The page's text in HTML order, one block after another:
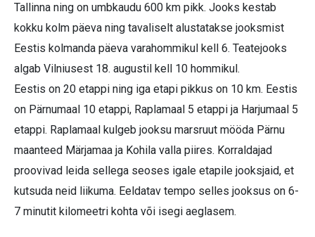
Tallinna ning on umbkaudu 600 km pikk. Jooks kestab
kokku kolm päeva ning tavaliselt alustatakse jooksmist
Eestis kolmanda päeva varahommikul kell 6. Teatejooks
algab Vilniusest 18. augustil kell 10 hommikul.
Eestis on 20 etappi ning iga etapi pikkus on 10 km. Eestis
on Pärnumaal 10 etappi, Raplamaal 5 etappi ja Harjumaal 5
etappi. Raplamaal kulgeb jooksu marsruut mööda Pärnu
maanteed Märjamaa ja Kohila valla piires. Korraldajad
proovivad leida sellega seoses igale etapile jooksjaid, et
kutsuda neid liikuma. Eeldatav tempo selles jooksus on 6-
7 minutit kilomeetri kohta või isegi aeglasem.